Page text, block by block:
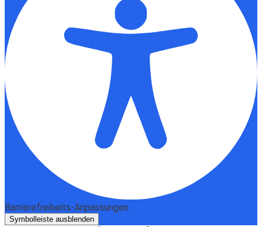
Barrierefreiheits-Anpassungen
Symbolleiste ausblenden